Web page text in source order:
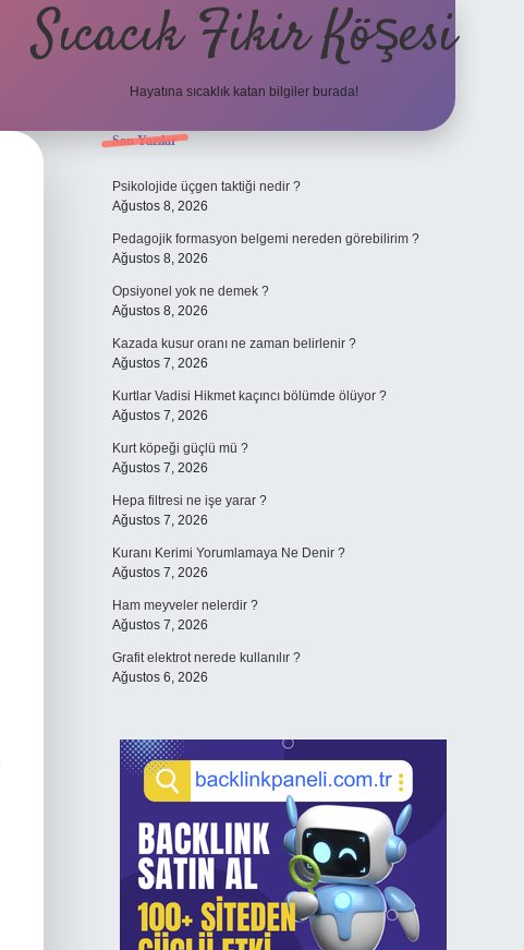
Sıcacık Fikir Köşesi
Hayatına sıcaklık katan bilgiler burada!
Sidebar
Son Yazılar
Psikolojide üçgen taktiği nedir ?
Ağustos 8, 2026
Pedagojik formasyon belgemi nereden görebilirim ?
Ağustos 8, 2026
Opsiyonel yok ne demek ?
Ağustos 8, 2026
Kazada kusur oranı ne zaman belirlenir ?
Ağustos 7, 2026
Kurtlar Vadisi Hikmet kaçıncı bölümde ölüyor ?
Ağustos 7, 2026
Kurt köpeği güçlü mü ?
Ağustos 7, 2026
Hepa filtresi ne işe yarar ?
Ağustos 7, 2026
Kuranı Kerimi Yorumlamaya Ne Denir ?
Ağustos 7, 2026
Ham meyveler nelerdir ?
Ağustos 7, 2026
Grafit elektrot nerede kullanılır ?
Ağustos 6, 2026